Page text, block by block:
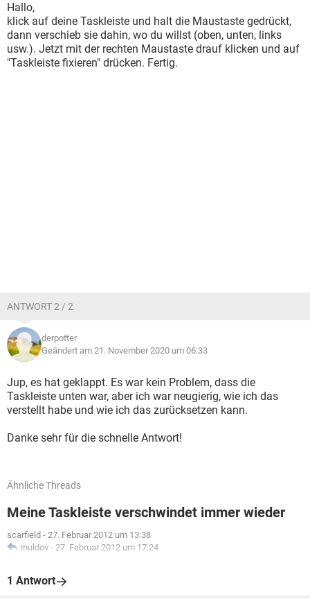
Hallo,
klick auf deine Taskleiste und halt die Maustaste gedrückt,
dann verschieb sie dahin, wo du willst (oben, unten, links
usw.). Jetzt mit der rechten Maustaste drauf klicken und auf
"Taskleiste fixieren" drücken. Fertig.
ANTWORT 2 / 2
derpotter
Geändert am 21. November 2020 um 06:33
Jup, es hat geklappt. Es war kein Problem, dass die
Taskleiste unten war, aber ich war neugierig, wie ich das
verstellt habe und wie ich das zurücksetzen kann.
Danke sehr für die schnelle Antwort!
Ähnliche Threads
Meine Taskleiste verschwindet immer wieder
scarfield - 27. Februar 2012 um 13:38
muldov - 27. Februar 2012 um 17:24
1 Antwort